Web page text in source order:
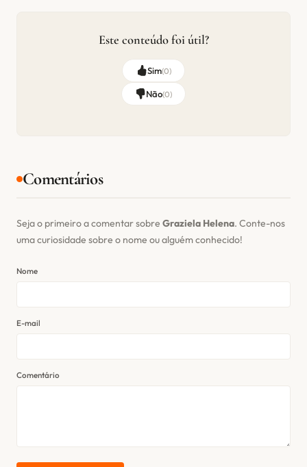
Este conteúdo foi útil?
Sim(0)
Não(0)
Comentários
Seja o primeiro a comentar sobre Graziela Helena. Conte-nos
uma curiosidade sobre o nome ou alguém conhecido!
Nome
E-mail
Comentário